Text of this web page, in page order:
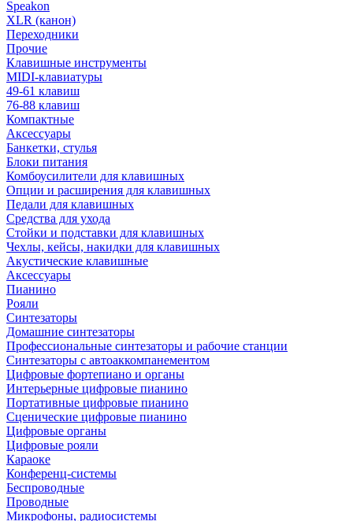
Speakon
XLR (канон)
Переходники
Прочие
Клавишные инструменты
MIDI-клавиатуры
49-61 клавиш
76-88 клавиш
Компактные
Аксессуары
Банкетки, стулья
Блоки питания
Комбоусилители для клавишных
Опции и расширения для клавишных
Педали для клавишных
Средства для ухода
Стойки и подставки для клавишных
Чехлы, кейсы, накидки для клавишных
Акустические клавишные
Аксессуары
Пианино
Рояли
Синтезаторы
Домашние синтезаторы
Профессиональные синтезаторы и рабочие станции
Синтезаторы с автоаккомпанементом
Цифровые фортепиано и органы
Интерьерные цифровые пианино
Портативные цифровые пианино
Сценические цифровые пианино
Цифровые органы
Цифровые рояли
Караоке
Конференц-системы
Беспроводные
Проводные
Микрофоны, радиосистемы